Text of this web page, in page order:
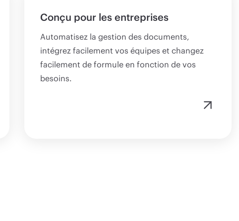
Conçu pour les entreprises
Automatisez la gestion des documents,
intégrez facilement vos équipes et changez
facilement de formule en fonction de vos
besoins.